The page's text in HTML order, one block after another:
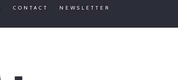
CONTACT NEWSLETTER